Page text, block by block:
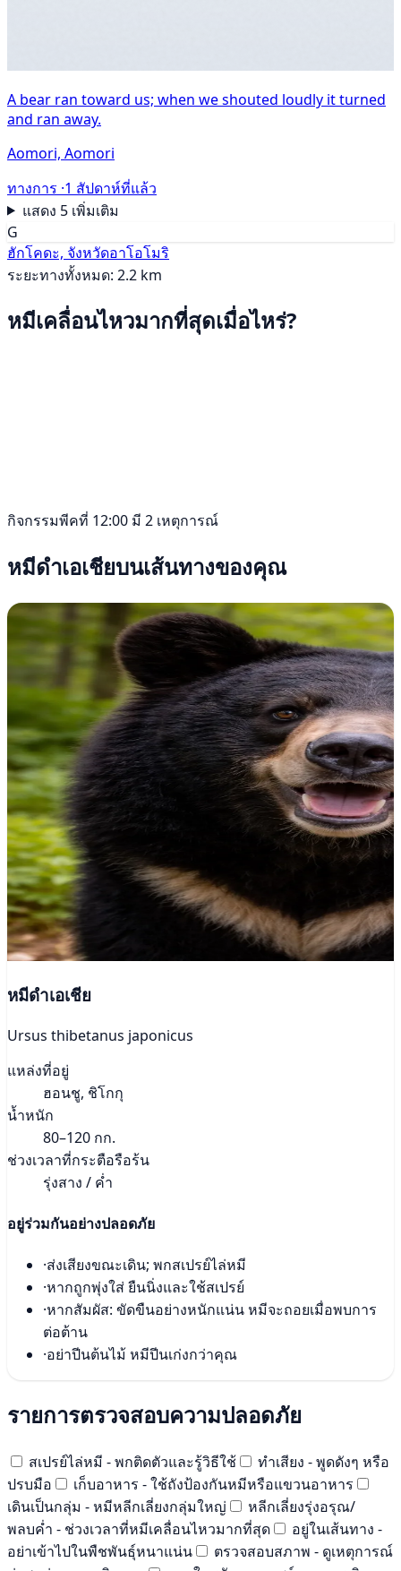
A bear ran toward us; when we shouted loudly it turned
and ran away.
Aomori, Aomori
ทางการ ·1 สัปดาห์ที่แล้ว
แสดง 5 เพิ่มเติม
G
ฮักโคดะ, จังหวัดอาโอโมริ
ระยะทางทั้งหมด: 2.2 km
หมีเคลื่อนไหวมากที่สุดเมื่อไหร่?
กิจกรรมพีคที่ 12:00 มี 2 เหตุการณ์
หมีดำเอเชียบนเส้นทางของคุณ
หมีดำเอเชีย
Ursus thibetanus japonicus
แหล่งที่อยู่
ฮอนชู, ชิโกกุ
น้ำหนัก
80–120 กก.
ช่วงเวลาที่กระตือรือร้น
รุ่งสาง / ค่ำ
อยู่ร่วมกันอย่างปลอดภัย
·ส่งเสียงขณะเดิน; พกสเปรย์ไล่หมี
·หากถูกพุ่งใส่ ยืนนิ่งและใช้สเปรย์
·หากสัมผัส: ขัดขืนอย่างหนักแน่น หมีจะถอยเมื่อพบการ
ต่อต้าน
·อย่าปีนต้นไม้ หมีปีนเก่งกว่าคุณ
รายการตรวจสอบความปลอดภัย
สเปรย์ไล่หมี - พกติดตัวและรู้วิธีใช้
ทำเสียง - พูดดังๆ หรือ
ปรบมือ
เก็บอาหาร - ใช้ถังป้องกันหมีหรือแขวนอาหาร
เดินเป็นกลุ่ม - หมีหลีกเลี่ยงกลุ่มใหญ่
หลีกเลี่ยงรุ่งอรุณ/
พลบค่ำ - ช่วงเวลาที่หมีเคลื่อนไหวมากที่สุด
อยู่ในเส้นทาง -
อย่าเข้าไปในพืชพันธุ์หนาแน่น
ตรวจสอบสภาพ - ดูเหตุการณ์